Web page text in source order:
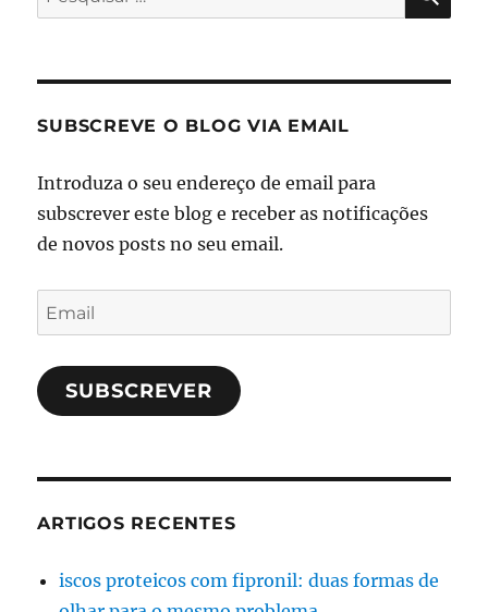
por:
SUBSCREVE O BLOG VIA EMAIL
Introduza o seu endereço de email para
subscrever este blog e receber as notificações
de novos posts no seu email.
Email
SUBSCREVER
ARTIGOS RECENTES
iscos proteicos com fipronil: duas formas de